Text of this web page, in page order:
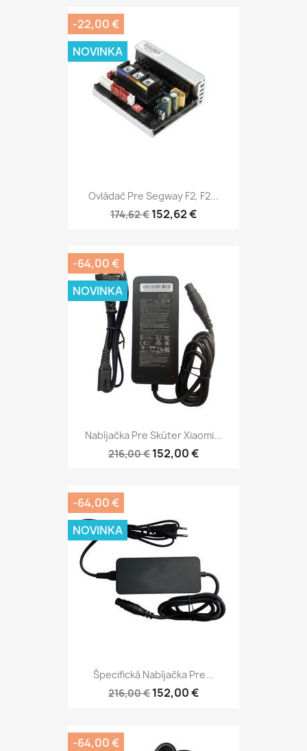
Ovládač Pre Segway F2, F2...
174,62 € 152,62 €
-22,00 €
NOVINKA
Nabíjačka Pre Skúter Xiaomi...
216,00 € 152,00 €
-64,00 €
NOVINKA
Špecifická Nabíjačka Pre...
216,00 € 152,00 €
-64,00 €
NOVINKA
-64,00 €